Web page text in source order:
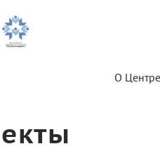
О Центре